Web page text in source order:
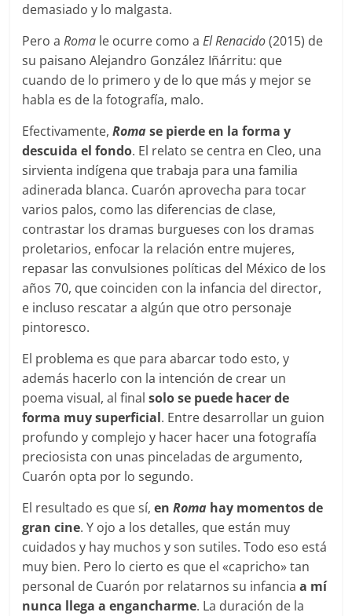
demasiado y lo malgasta.
Pero aRoma le ocurre como aEl Renacido(2015) de
su paisano Alejandro González Iñárritu: que
cuando de lo primero y de lo que más y mejor se
habla es de la fotografía, malo.
Efectivamente,Romase pierde en la forma y
descuida el fondo. El relato se centra en Cleo, una
sirvienta indígena que trabaja para una familia
adinerada blanca. Cuarón aprovecha para tocar
varios palos, como las diferencias de clase,
contrastar los dramas burgueses con los dramas
proletarios, enfocar la relación entre mujeres,
repasar las convulsiones políticas del México de los
años 70, que coinciden con la infancia del director,
e incluso rescatar a algún que otro personaje
pintoresco.
El problema es que para abarcar todo esto, y
además hacerlo con la intención de crear un
poema visual, al finalsolo se puede hacer de
forma muy superficial. Entre desarrollar un guion
profundo y complejo y hacer hacer una fotografía
preciosista con unas pinceladas de argumento,
Cuarón opta por lo segundo.
El resultado es que sí, enRoma hay momentos de
gran cine. Y ojo a los detalles, que están muy
cuidados y hay muchos y son sutiles. Todo eso está
muy bien. Pero lo cierto es que el «capricho» tan
personal de Cuarón por relatarnos su infanciaa mí
nunca llega a engancharme. La duración de la